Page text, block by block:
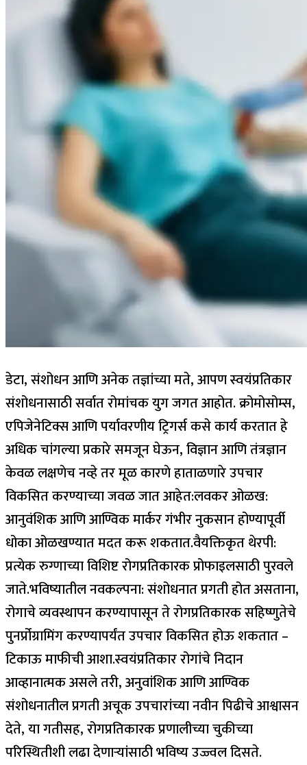
डेटा, संशोधन आणि अनेक तज्ञांच्या मते, आपण स्वयंप्रतिकार
संशोधनासाठी सर्वात रोमांचक युग जगत आहोत. क्रोमोसोम्स,
एपिजेनेटिक्स आणि पर्यावरणीय ट्रिगर्स कसे कार्य करतात हे
अधिक चांगल्या प्रकारे समजून घेऊन, विज्ञान आणि तंत्रज्ञान
केवळ लक्षणेच नव्हे तर मूळ कारणे हाताळणारे उपचार
विकसित करण्याच्या जवळ जात आहेत:लवकर ओळख:
आनुवंशिक आणि आण्विक मार्कर गंभीर नुकसान होण्यापूर्वी
धोका ओळखण्यात मदत करू शकतात.वैयक्तिकृत थेरपी:
प्रत्येक रुग्णाच्या विशिष्ट रोगप्रतिकारक प्रोफाइलसाठी पुरवले
जाते.भविष्यातील नवकल्पना:संशोधनात प्रगती होत असताना,
रोगाचे व्यवस्थापन करण्यापासून ते रोगप्रतिकारक सहिष्णुतेचे
पुनर्प्रोग्रामिंग करण्यापर्यंत उपचार विकसित होऊ शकतात –
टिकाऊ माफीची आशा.स्वयंप्रतिकार रोगांचे निदान
आव्हानात्मक असले तरी, अनुवांशिक आणि आण्विक
संशोधनातील प्रगती अचूक उपचारांच्या नवीन पिढीचे आश्वासन
देते, या गतीसह, रोगप्रतिकारक प्रणालीच्या चुकीच्या
परिस्थितीशी लढा देणाऱ्यांसाठी भविष्य उज्ज्वल दिसते.